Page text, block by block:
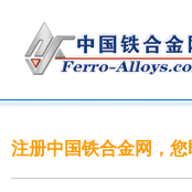
注册中国铁合金网，